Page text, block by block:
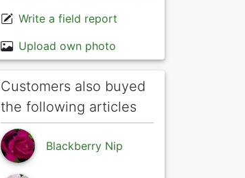
Write a field report
Upload own photo
Customers also buyed
the following articles
Blackberry Nip